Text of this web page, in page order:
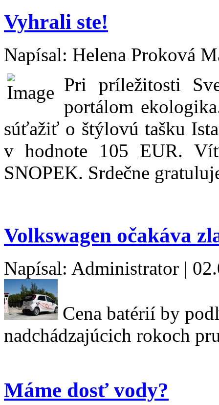
Vyhrali ste!
Napísal: Helena Proková
Pri príležitosti
portálom
súťažiť o štýlovú tašku
v hodnote 105 EUR.
SNOPEK. Srdečne
Volkswagen očakáva
Napísal: Administrator |
Cena batérií by
nadchádzajúcich rokoch
Máme dosť vody?